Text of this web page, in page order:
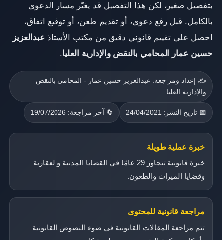
بتفصيل صغير، لكن هذا التفصيل قد يغيّر مسار الدعوى
بالكامل. قبل رفع دعوى، أو تقديم طعن، أو توقيع اتفاق،
احصل على تقييم قانوني دقيق من مكتب الأستاذ عبدالعزيز
حسين عمار المحامي بالنقض والإدارية العليا.
✍️ إعداد ومراجعة: عبدالعزيز حسين عمار - المحامي بالنقض
والإدارية العليا
📅 تاريخ النشر: 24/04/2021 🔄 آخر مراجعة: 19/07/2026
خبرة عملية طويلة
خبرة قانونية تتجاوز 29 عامًا في القضايا المدنية والعقارية
وقضايا الميراث والطعون.
مراجعة قانونية للمحتوى
تتم مراجعة المقالات القانونية في ضوء النصوص القانونية